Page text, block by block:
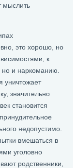
мыслить
это хорошо, но
к
но и наркоманию.
уничтожает
значительно
становится
недопустимо.
вмешаться в
уголовно
родственники,